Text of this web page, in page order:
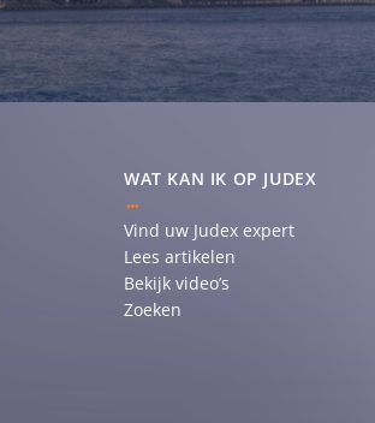
WAT KAN IK OP JUDEX
Vind uw Judex expert
Lees artikelen
Bekijk video’s
Zoeken